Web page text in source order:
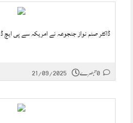
ڈاکٹر صنم نواز جنجوعہ نے امریکہ سے پی
21/09/2025